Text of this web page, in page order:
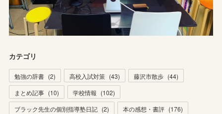
カテゴリ
勉強の辞書 (2) 高校入試対策 (43) 藤沢市散歩 (44)
まとめ記事 (10) 学校情報 (102)
ブラック先生の個別指導塾日記 (2) 本の感想・書評 (176)